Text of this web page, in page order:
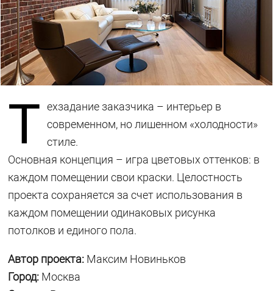
Т ехзадание заказчика – интерьер в
современном, но лишенном «холодности»
стиле.
Основная концепция – игра цветовых оттенков: в
каждом помещении свои краски. Целостность
проекта сохраняется за счет использования в
каждом помещении одинаковых рисунка
потолков и единого пола.
Автор проекта: Максим Новиньков
Город: Москва